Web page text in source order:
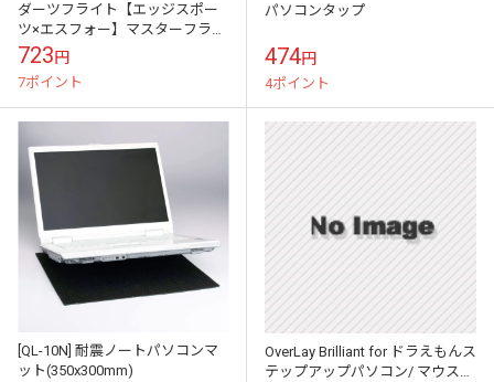
ダーツフライト【エッジスポー
ツ×エスフォー】マスターフライ
ト パソコン
723円
7ポイント
パソコンタップ
474円
4ポイント
[QL-10N] 耐震ノートパソコンマ
ット(350x300mm)
OverLay Brilliant for ドラえもんス
テップアップパソコン/ マウスで